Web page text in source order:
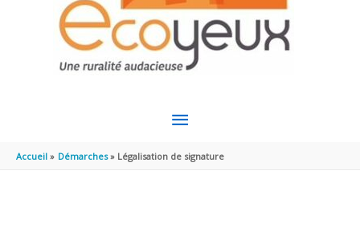
MENU
PRINCIPAL
Accueil Démarches Légalisation de signature